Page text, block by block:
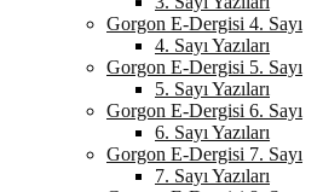
Gorgon E-Dergisi 4. Sayı
4. Sayı Yazıları
Gorgon E-Dergisi 5. Sayı
5. Sayı Yazıları
Gorgon E-Dergisi 6. Sayı
6. Sayı Yazıları
Gorgon E-Dergisi 7. Sayı
7. Sayı Yazıları